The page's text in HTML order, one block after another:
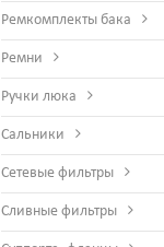
Ремкомплекты бака
Ремни
Ручки люка
Сальники
Сетевые фильтры
Сливные фильтры